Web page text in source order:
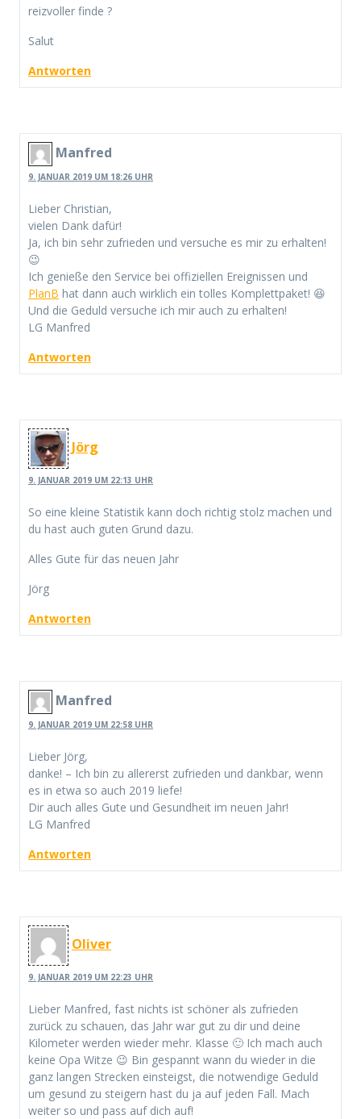
reizvoller finde ?
Salut
Antworten
Manfred
9. JANUAR 2019 UM 18:26 UHR
Lieber Christian,
vielen Dank dafür!
Ja, ich bin sehr zufrieden und versuche es mir zu erhalten!
😉
Ich genieße den Service bei offiziellen Ereignissen und
PlanB hat dann auch wirklich ein tolles Komplettpaket! 😆
Und die Geduld versuche ich mir auch zu erhalten!
LG Manfred
Antworten
Jörg
9. JANUAR 2019 UM 22:13 UHR
So eine kleine Statistik kann doch richtig stolz machen und
du hast auch guten Grund dazu.
Alles Gute für das neuen Jahr
Jörg
Antworten
Manfred
9. JANUAR 2019 UM 22:58 UHR
Lieber Jörg,
danke! – Ich bin zu allererst zufrieden und dankbar, wenn
es in etwa so auch 2019 liefe!
Dir auch alles Gute und Gesundheit im neuen Jahr!
LG Manfred
Antworten
Oliver
9. JANUAR 2019 UM 22:23 UHR
Lieber Manfred, fast nichts ist schöner als zufrieden
zurück zu schauen, das Jahr war gut zu dir und deine
Kilometer werden wieder mehr. Klasse 🙂 Ich mach auch
keine Opa Witze 😉 Bin gespannt wann du wieder in die
ganz langen Strecken einsteigst, die notwendige Geduld
um gesund zu steigern hast du ja auf jeden Fall. Mach
weiter so und pass auf dich auf!